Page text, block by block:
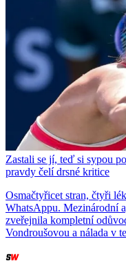
Zastali se jí, teď si sypou
pravdy čelí drsné kritice
Osmačtyřicet stran, čtyři
WhatsAppu. Mezinárodní
zveřejnila kompletní
Vondroušovou a nálada v